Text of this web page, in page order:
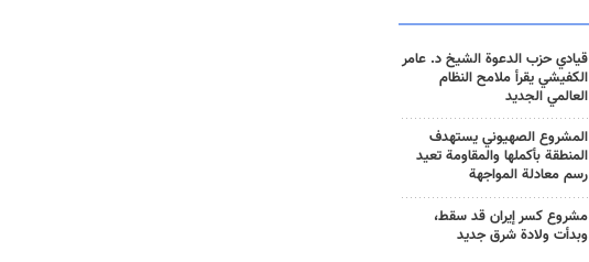
قيادي حزب الدعوة الشيخ د. عامر
الكفيشي يقرأ ملامح النظام
العالمي الجديد
المشروع الصهيوني يستهدف
المنطقة بأكملها والمقاومة تعيد
رسم معادلة المواجهة
مشروع كسر إيران قد سقط،
وبدأت ولادة شرق جديد